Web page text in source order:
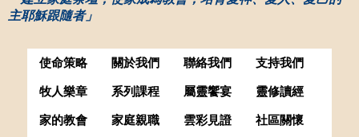
主耶穌跟隨者」
使命策略 關於我們 聯絡我們 支持我們
牧人樂章 系列課程 屬靈饗宴 靈修讀經
家的教會 家庭親職 雲彩見證 社區關懷